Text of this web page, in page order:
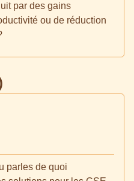
par des gains
ou de réduction
parles de quoi